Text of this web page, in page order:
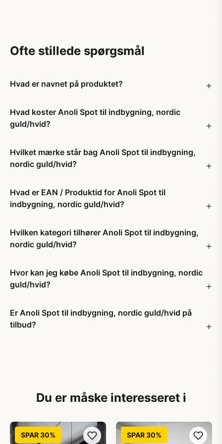
Ofte stillede spørgsmål
Hvad er navnet på produktet?
Hvad koster Anoli Spot til indbygning, nordic
guld/hvid?
Hvilket mærke står bag Anoli Spot til indbygning,
nordic guld/hvid?
Hvad er EAN / Produktid for Anoli Spot til
indbygning, nordic guld/hvid?
Hvilken kategori tilhører Anoli Spot til indbygning,
nordic guld/hvid?
Hvor kan jeg købe Anoli Spot til indbygning, nordic
guld/hvid?
Er Anoli Spot til indbygning, nordic guld/hvid på
tilbud?
Du er måske interesseret i
SPAR 30% SPAR 30%